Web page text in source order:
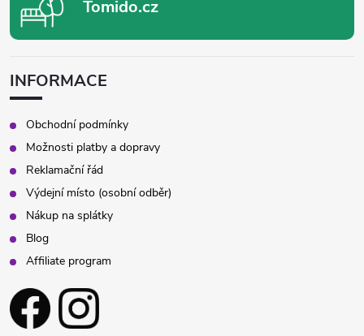
Tomido.cz
INFORMACE
Obchodní podmínky
Možnosti platby a dopravy
Reklamační řád
Výdejní místo (osobní odběr)
Nákup na splátky
Blog
Affiliate program